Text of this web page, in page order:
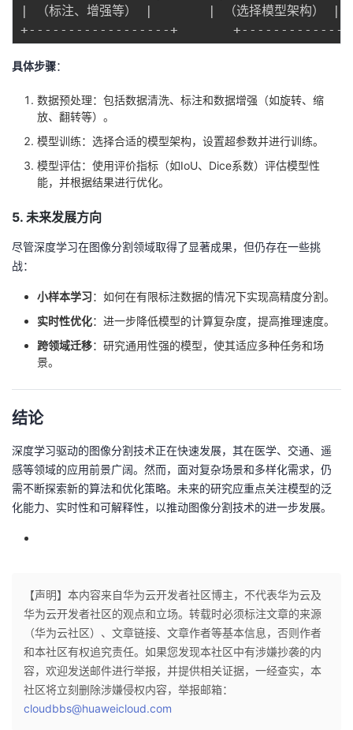
| （标注、增强等） |       | （选择模型架构
具体步骤：
数据预处理：包括数据清洗、标注和数据增强（如旋转、缩
放、翻转等）。
模型训练：选择合适的模型架构，设置超参数并进行训练。
模型评估：使用评价指标（如IoU、Dice系数）评估模型性
能，并根据结果进行优化。
5. 未来发展方向
尽管深度学习在图像分割领域取得了显著成果，但仍存在一些挑
战：
小样本学习：如何在有限标注数据的情况下实现高精度分割。
实时性优化：进一步降低模型的计算复杂度，提高推理速度。
跨领域迁移：研究通用性强的模型，使其适应多种任务和场
景。
结论
深度学习驱动的图像分割技术正在快速发展，其在医学、交通、遥
感等领域的应用前景广阔。然而，面对复杂场景和多样化需求，仍
需不断探索新的算法和优化策略。未来的研究应重点关注模型的泛
化能力、实时性和可解释性，以推动图像分割技术的进一步发展。
【声明】本内容来自华为云开发者社区博主，不代表华为云及
华为云开发者社区的观点和立场。转载时必须标注文章的来源
（华为云社区）、文章链接、文章作者等基本信息，否则作者
和本社区有权追究责任。如果您发现本社区中有涉嫌抄袭的内
容，欢迎发送邮件进行举报，并提供相关证据，一经查实，本
社区将立刻删除涉嫌侵权内容，举报邮箱：
cloudbbs@huaweicloud.com